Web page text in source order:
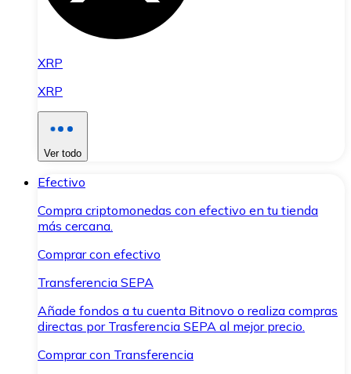
XRP
XRP
Ver todo
Efectivo
Compra criptomonedas con efectivo en tu tienda
más cercana.
Comprar con efectivo
Transferencia SEPA
Añade fondos a tu cuenta Bitnovo o realiza compras
directas por Trasferencia SEPA al mejor precio.
Comprar con Transferencia